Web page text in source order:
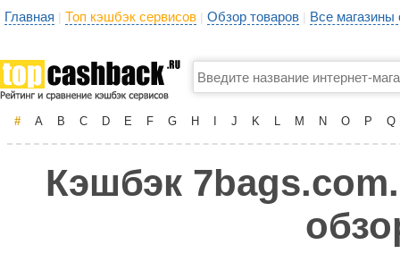
Главная | Топ кэшбэк сервисов | Обзор товаров | Все
# A B C D E F G H J K L M N O P Q
Кэшбэк